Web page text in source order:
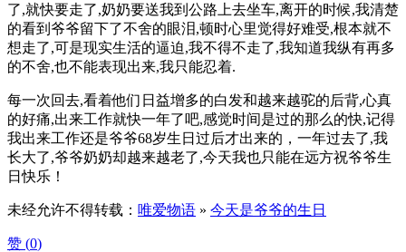
了,就快要走了,奶奶要送我到公路上去坐车,离开的时候,我清楚
的看到爷爷留下了不舍的眼泪,顿时心里觉得好难受,根本就不
想走了,可是现实生活的逼迫,我不得不走了,我知道我纵有再多
的不舍,也不能表现出来,我只能忍着.
每一次回去,看着他们日益增多的白发和越来越驼的后背,心真
的好痛,出来工作就快一年了吧,感觉时间是过的那么的快,记得
我出来工作还是爷爷68岁生日过后才出来的，一年过去了,我
长大了,爷爷奶奶却越来越老了,今天我也只能在远方祝爷爷生
日快乐！
未经允许不得转载： 唯爱物语 » 今天是爷爷的生日
赞 (0)